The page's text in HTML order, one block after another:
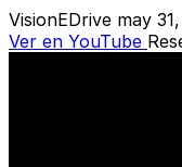
VisionEDrive may
Ver en YouTube